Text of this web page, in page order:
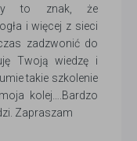
to znak, że
i więcej z sieci
zadzwonić do
Twoją wiedzę i
takie szkolenie
kolej….Bardzo
Zapraszam